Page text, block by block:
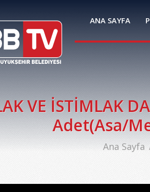
ANA SAYFA
VE İSTİMLAK
Adet(Asa/
Ana Sayfa